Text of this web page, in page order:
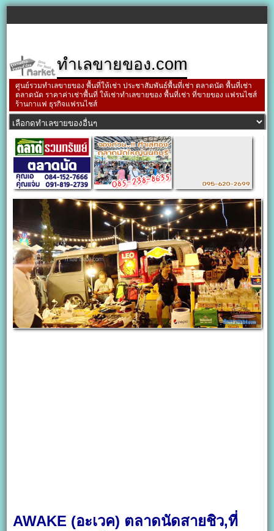
ทำเลขายของ.com
ศูนย์รวมทำเลขายของ พื้นที่ให้เช่า ประชาสัมพันธ์พื้นที่เช่า ตลาดนัด พื้นที่เช่า
ตลาดนัด ราคาค่าเช่าพื้นที่ ให้เช่าทำเลขายของ พื้นที่เช่า ที่ขายของ แฟรนไชส์
ร้านกาแฟ ธุรกิจแฟรนไชส์
AWAKE (อะเวค) ตลาดนัดสายชิว,ที่